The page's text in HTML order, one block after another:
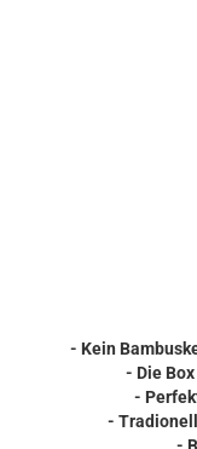
- Kein
- Die
-
-